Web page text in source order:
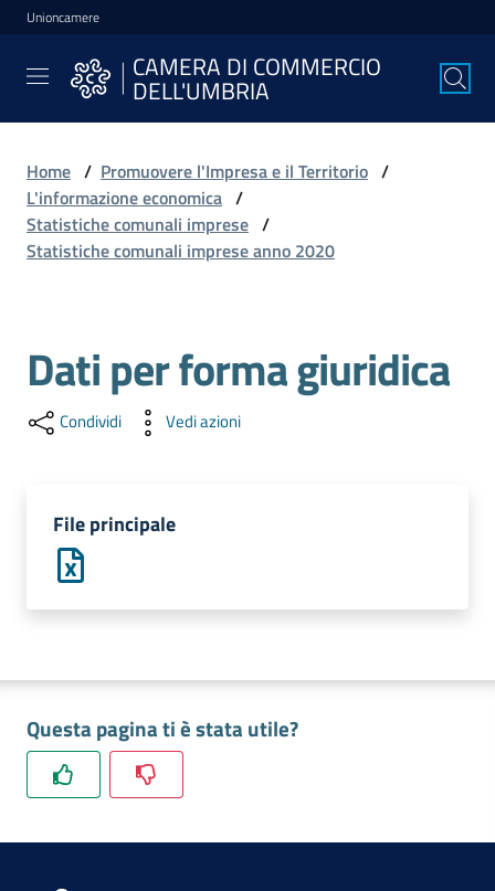
Vai al contenuto
Vai alla navigazione
Vai al footer
Unioncamere
CAMERA DI COMMERCIO
DELL'UMBRIA
CAMERA DI
COMMERCIO
DELL'UMBRIA
La
Camera
l'Impresa
Promuovere
l'Impresa
e
Tutelare
l'Impresa
il
Home / Promuovere l'Impresa e il Territorio /
L'informazione economica /
Statistiche comunali imprese /
Statistiche comunali imprese anno 2020
Dati per forma giuridica
Condividi Vedi azioni
File principale
Questa pagina ti è stata utile?